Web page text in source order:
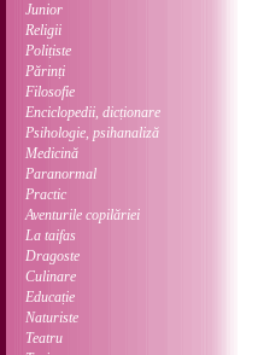
Junior
Religii
Polițiste
Părinți
Filosofie
Enciclopedii, dicționare
Psihologie, psihanaliză
Medicină
Paranormal
Practic
Aventurile copilăriei
La taifas
Dragoste
Culinare
Educație
Naturiste
Teatru